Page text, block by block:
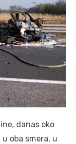
danas oko
oba smera, u